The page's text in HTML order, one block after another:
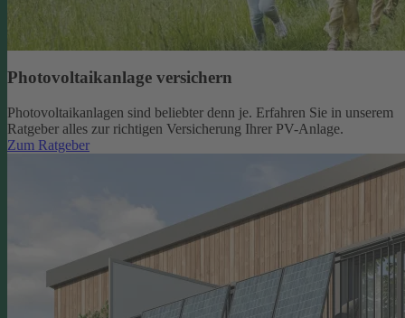
Photovoltaikanlage versichern
Photovoltaikanlagen sind beliebter denn je. Erfahren Sie in unserem
Ratgeber alles zur richtigen Versicherung Ihrer PV-Anlage.
Zum Ratgeber